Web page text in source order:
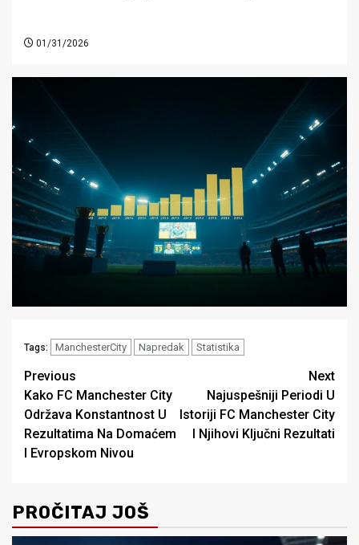
01/31/2026
Tags: ManchesterCity Napredak Statistika
Post
navigation
Previous
Kako FC Manchester City
Održava Konstantnost U
Rezultatima Na Domaćem
I Evropskom Nivou
Next
Najuspešniji Periodi U
Istoriji FC Manchester City
I Njihovi Ključni Rezultati
PROČITAJ JOŠ